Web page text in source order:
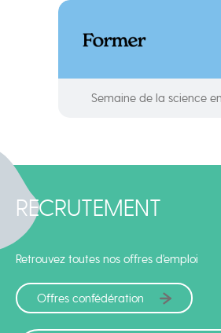
Semaine de la science
RECRUTEMENT
Retrouvez toutes nos offres d'emploi
Offres confédération